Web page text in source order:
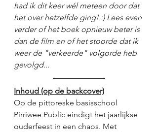
had ik dit keer wél meteen door dat
het over hetzelfde ging! :) Lees even
verder of het boek opnieuw beter is
dan de film en of het stoorde dat ik
weer de "verkeerde" volgorde heb
gevolgd...
Inhoud (op de backcover)
Op de pittoreske basisschool
Pirriwee Public eindigt het jaarlijkse
ouderfeest in een chaos. Met